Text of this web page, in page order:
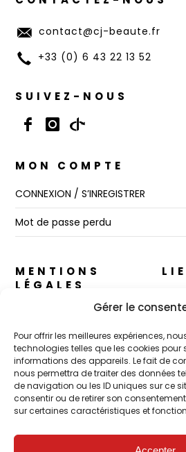
Gérer le
Pour offrir les meilleures expériences,
technologies telles que les cookies
informations des appareils. Le fait de
nous permettra de traiter des données
de navigation ou les ID uniques sur ce
consentir ou de retirer son
sur certaines caractéristiques et
contact@cj-beaute.fr
+33 (0) 6 43 22 13 52
SUIVEZ-NOUS
MON COMPTE
CONNEXION / S’INREGISTRER
Mot de passe perdu
MENTIONS
LÉGALES
Règles de Confidentialité
CGV
Mentions Légales
Politique de cookies (UE)
CJ
POUR LES PROS